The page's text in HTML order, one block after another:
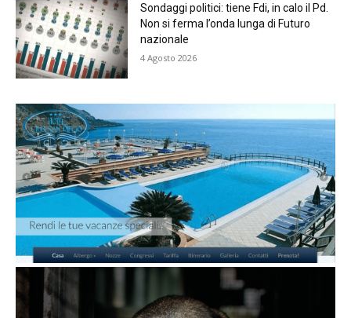
Sondaggi politici: tiene Fdi, in calo il Pd.
Non si ferma l’onda lunga di Futuro
nazionale
4 Agosto 2026